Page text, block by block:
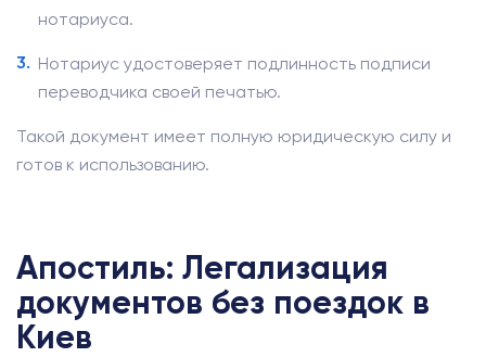
нотариуса.
Нотариус удостоверяет подлинность подписи
переводчика своей печатью.
Такой документ имеет полную юридическую силу и
готов к использованию.
Апостиль: Легализация
документов без поездок в
Киев